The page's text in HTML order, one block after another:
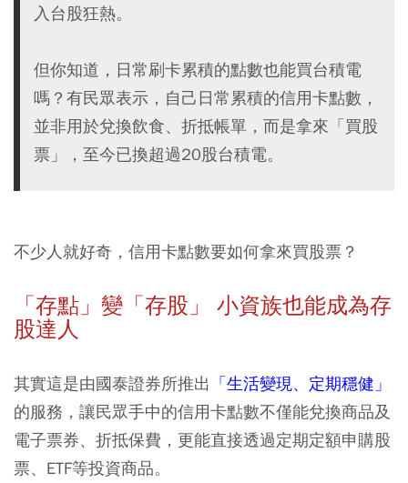
入台股狂熱。
但你知道，日常刷卡累積的點數也能買台積電
嗎？有民眾表示，自己日常累積的信用卡點數，
並非用於兌換飲食、折抵帳單，而是拿來「買股
票」，至今已換超過20股台積電。
不少人就好奇，信用卡點數要如何拿來買股票？
「存點」變「存股」 小資族也能成為存
股達人
其實這是由國泰證券所推出 「生活變現、定期穩健」
的服務，讓民眾手中的信用卡點數不僅能兌換商品及
電子票券、折抵保費，更能直接透過定期定額申購股
票、ETF等投資商品。